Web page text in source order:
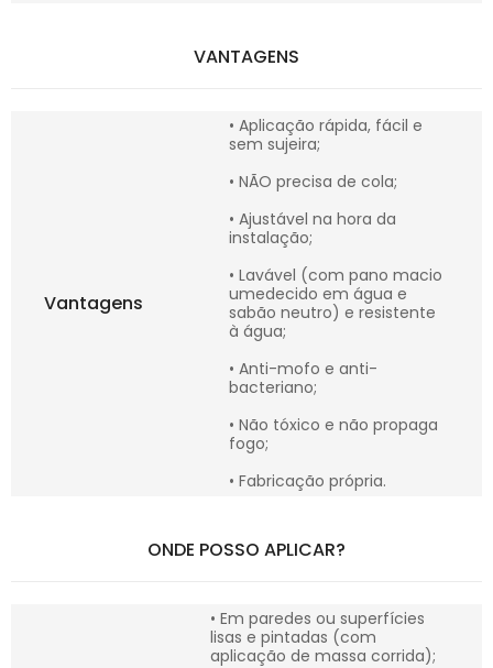
VANTAGENS
Vantagens
• Aplicação rápida, fácil e
sem sujeira;
• NÃO precisa de cola;
• Ajustável na hora da
instalação;
• Lavável (com pano macio
umedecido em água e
sabão neutro) e resistente
à água;
• Anti-mofo e anti-
bacteriano;
• Não tóxico e não propaga
fogo;
• Fabricação própria.
ONDE POSSO APLICAR?
• Em paredes ou superfícies
lisas e pintadas (com
aplicação de massa corrida);